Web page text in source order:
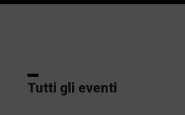
Tutti gli eventi